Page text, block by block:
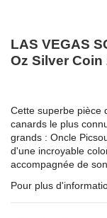
LAS VEGAS
Oz Silver Coin
Cette superbe pièce
canards le plus
grands : Oncle
d'une incroyable
accompagnée de
Pour plus